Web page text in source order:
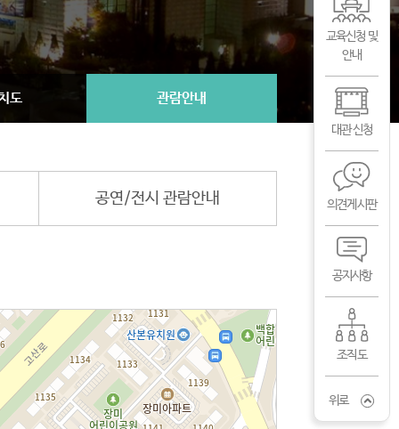
도 관람안내
공연/전시 관람안내
교육신청 및
안내
대관 신청
의견게시판
공지사항
조직도
위로